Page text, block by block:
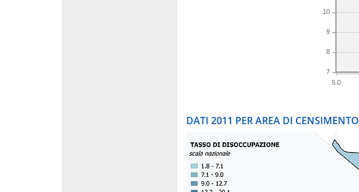
5.0
7
8
9
10
DATI 2011 PER AREA DI CENSIMENTO